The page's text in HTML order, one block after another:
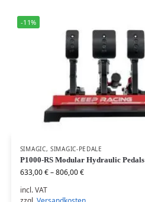
-11%
SIMAGIC,SIMAGIC-PEDALE
P1000-RS Modular Hydraulic Pedals
633,00€–806,00€
incl. VAT